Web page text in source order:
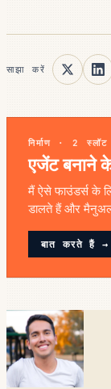
साझा करें
निर्माण · 2
एजेंट बनाने
मैं ऐसे फाउंडर्स के
डालते हैं और
बात करते हैं →